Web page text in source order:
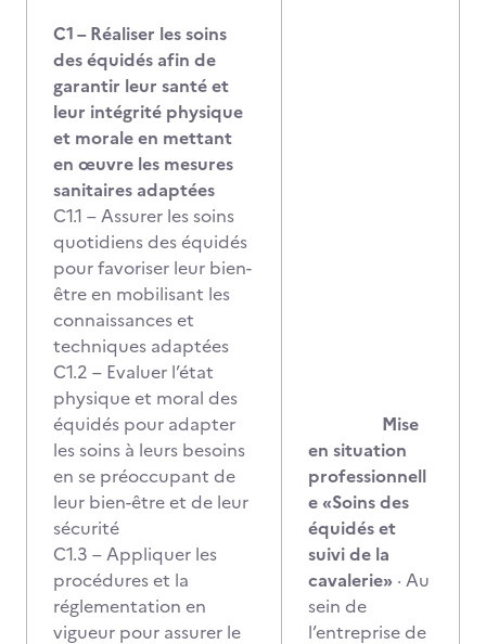
C1 – Réaliser les soins
des équidés afin de
garantir leur santé et
leur intégrité physique
et morale en mettant
en œuvre les mesures
sanitaires adaptées
C1.1 – Assurer les soins
quotidiens des équidés
pour favoriser leur bien-
être en mobilisant les
connaissances et
techniques adaptées
C1.2 – Evaluer l’état
physique et moral des
équidés pour adapter
les soins à leurs besoins
en se préoccupant de
leur bien-être et de leur
sécurité
C1.3 – Appliquer les
procédures et la
réglementation en
vigueur pour assurer le
Mise
en situation
professionnell
e«Soins des
équidés et
suivi de la
cavalerie» · Au
sein de
l’entreprise de